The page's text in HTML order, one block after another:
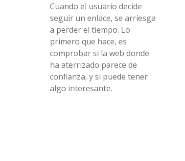
Cuando el usuario decide
seguir un enlace, se arriesga
a perder el tiempo. Lo
primero que hace, es
comprobar si la web donde
ha aterrizado parece de
confianza, y si puede tener
algo interesante.